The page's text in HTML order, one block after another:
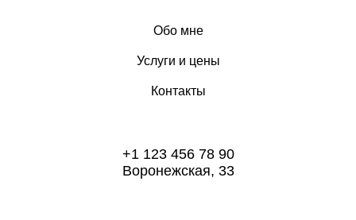
Обо мне
Услуги и цены
Контакты
+1 123 456 78 90
Воронежская, 33